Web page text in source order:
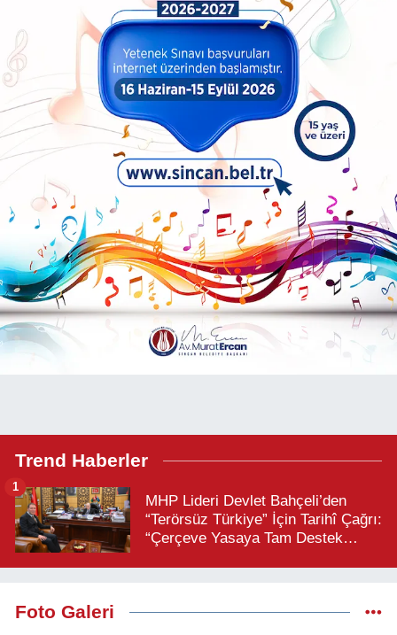
Trend Haberler
MHP Lideri Devlet Bahçeli’den
“Terörsüz Türkiye” İçin Tarihî Çağrı:
“Çerçeve Yasaya Tam Destek
1
Foto Galeri